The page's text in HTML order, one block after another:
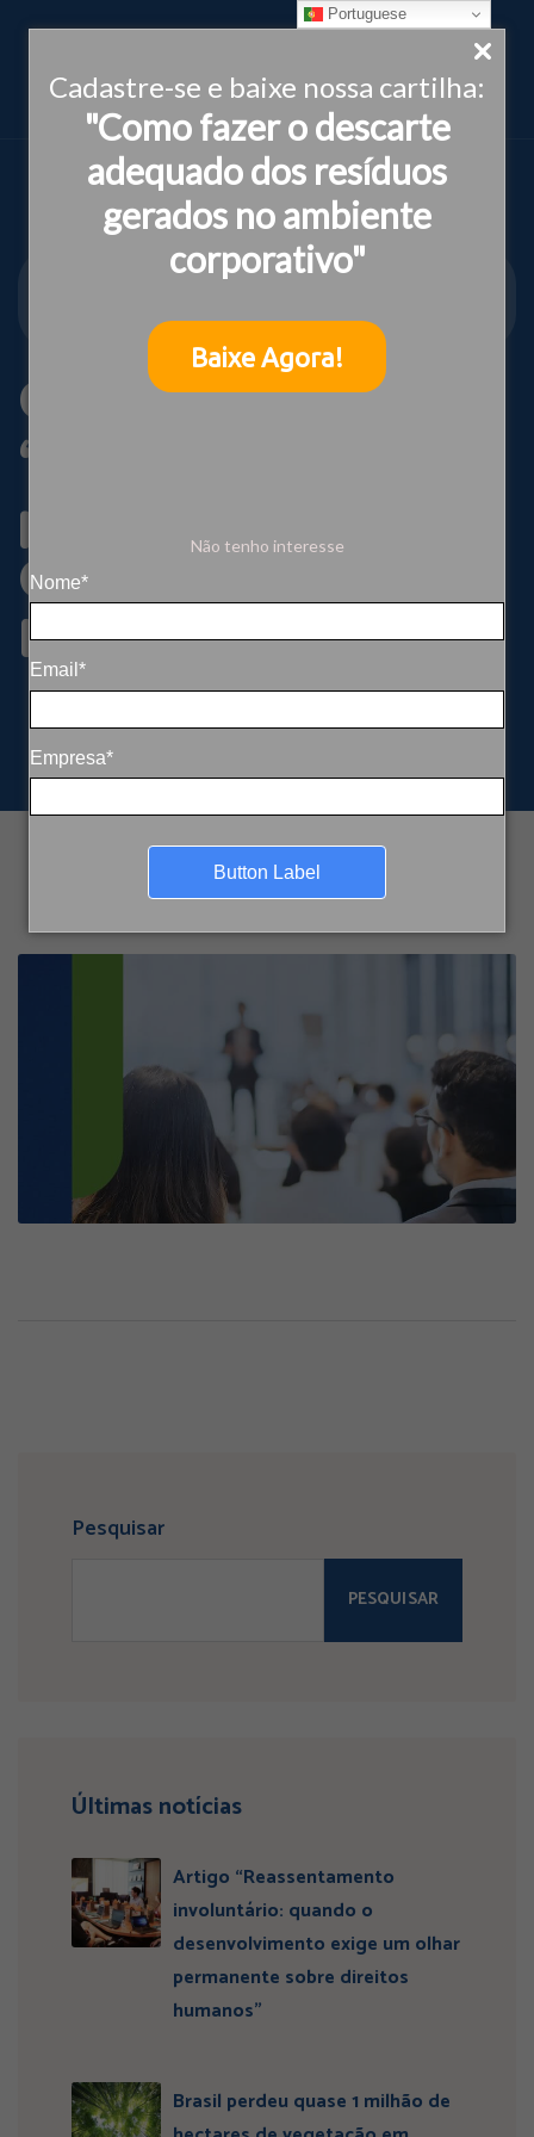
Cadastre-se e baixe nossa cartilha:
"Como fazer o descarte
adequado dos resíduos
gerados no ambiente
corporativo"
Baixe Agora!
Não tenho interesse
Nome*
Email*
Empresa*
Button Label
INSTITUTO IDEIAS
CAMINHOS PARA UM LEGADO POSITIVO”
Cartilha
“Sustentabilidade
para Eventos –
Caminhos para um
Legado Positivo”
Pesquisar
PESQUISAR
Últimas notícias
Artigo “Reassentamento
involuntário: quando o
desenvolvimento exige um olhar
permanente sobre direitos
humanos”
Brasil perdeu quase 1 milhão de
Portuguese